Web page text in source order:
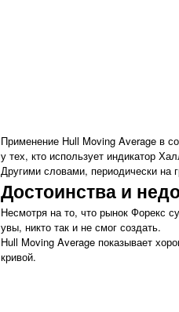
Применение Hull Moving Average в
у тех, кто использует индикатор
Другими словами, периодически на
Достоинства и
Несмотря на то, что рынок Форекс
увы, никто так и не смог создать.
Hull Moving Average показывает
кривой.